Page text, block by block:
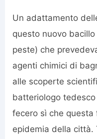
Un adattamento
questo nuovo
peste) che
agenti chimici di
alle scoperte
batteriologo
fecero sì che questa
epidemia della città.